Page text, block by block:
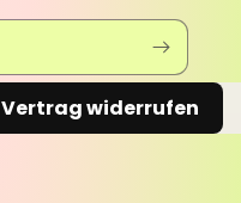
Vertrag widerrufen